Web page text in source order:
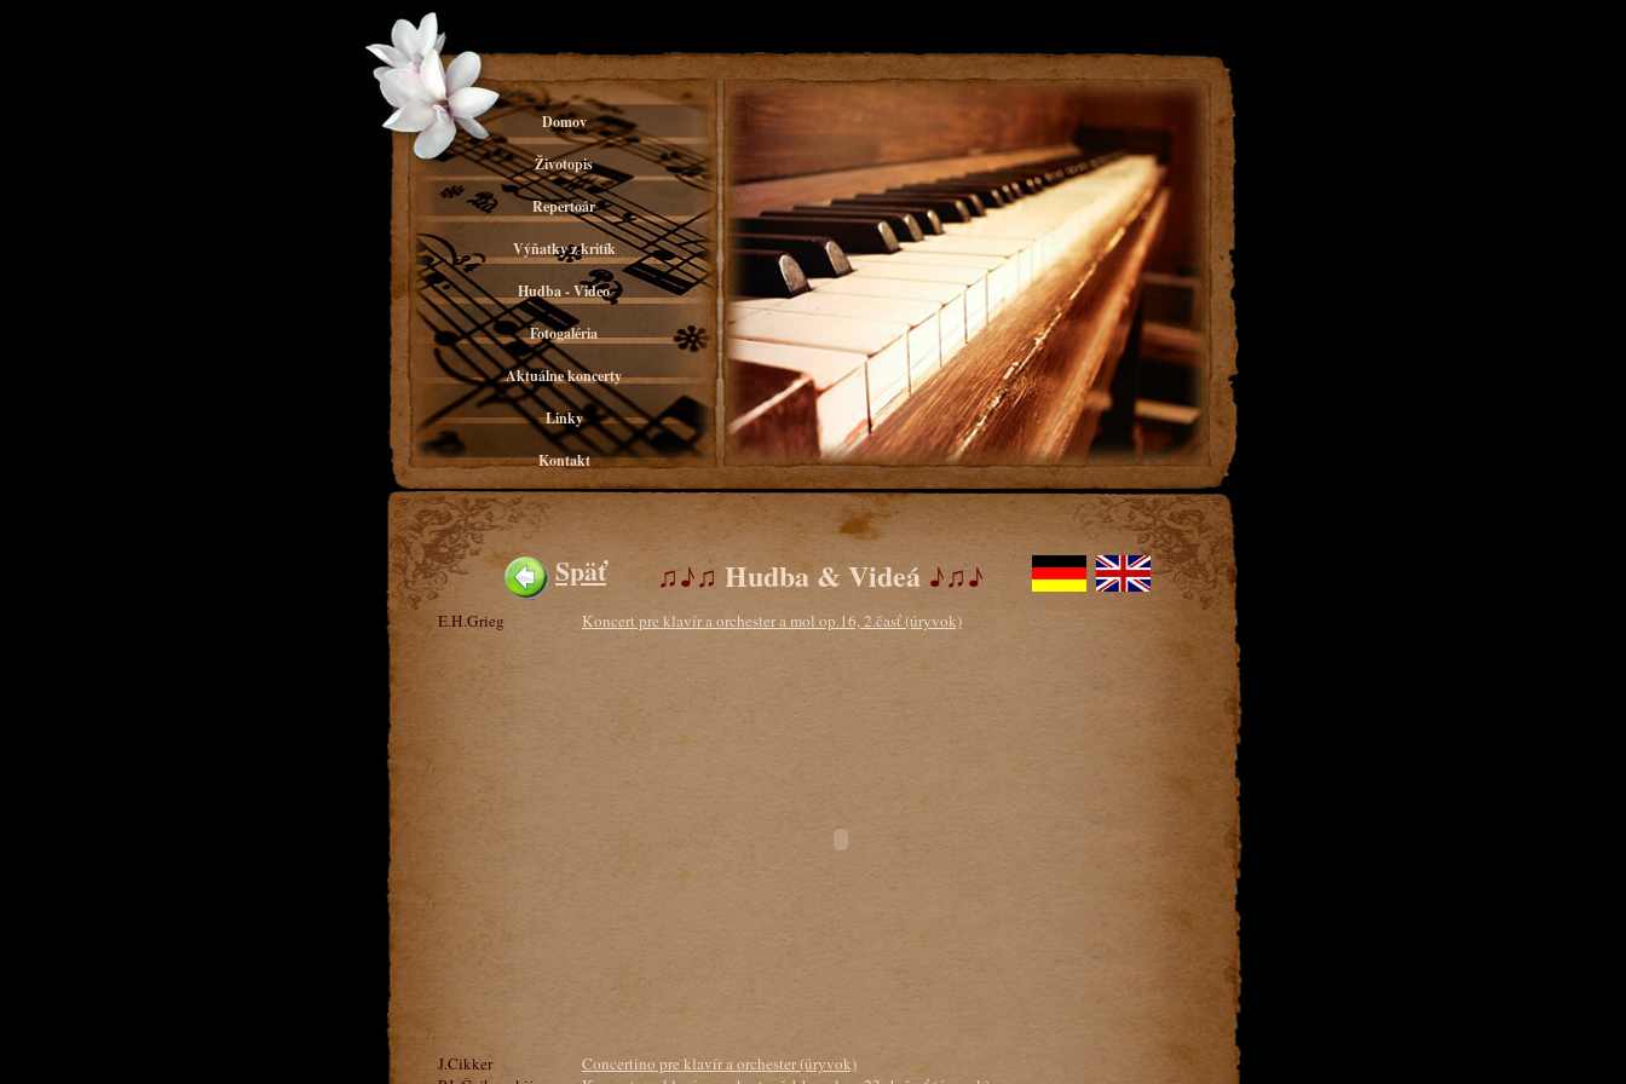
Domov
Životopis
Repertoár
Výňatky z kritík
Hudba - Video
Fotogaléria
Aktuálne koncerty
Linky
Kontakt
Späť ♫♪♫ Hudba & Videá ♪♫♪
E.H.Grieg Koncert pre klavír a orchester a mol op.16, 2.časť (úryvok)
J.Cikker
Concertino pre klavír a orchester (úryvok)